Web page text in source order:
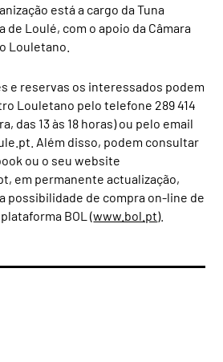
está a cargo da Tuna
Loulé, com o apoio da Câmara
Louletano.
e reservas os interessados podem
Louletano pelo telefone 289 414
das 13 às 18 horas) ou pelo email
. Além disso, podem consultar
ou o seu website
em permanente actualização,
possibilidade de compra on-line de
BOL (www.bol.pt).